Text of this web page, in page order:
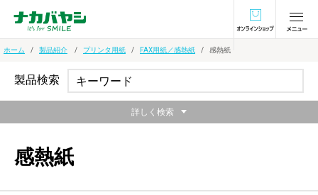
オンラインショ
ホーム 製品紹介 プリンタ用紙 FAX用紙／感熱紙 感熱紙
感熱紙
製品検索
詳しく検索